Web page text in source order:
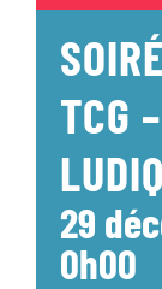
TCG
29
0h00